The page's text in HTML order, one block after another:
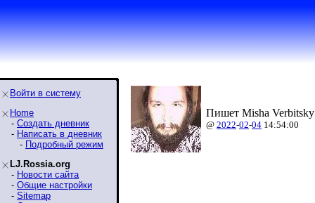
Войти в систему
Home
- Создать дневник
- Написать в дневник
- Подробный режим
LJ.Rossia.org
- Новости сайта
- Общие настройки
- Sitemap
Пишет Misha
@ 2022-02-04 14:54:00